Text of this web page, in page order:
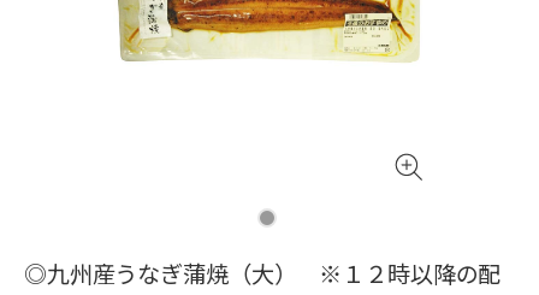
◎九州産うなぎ蒲焼（大） ※１２時以降の配